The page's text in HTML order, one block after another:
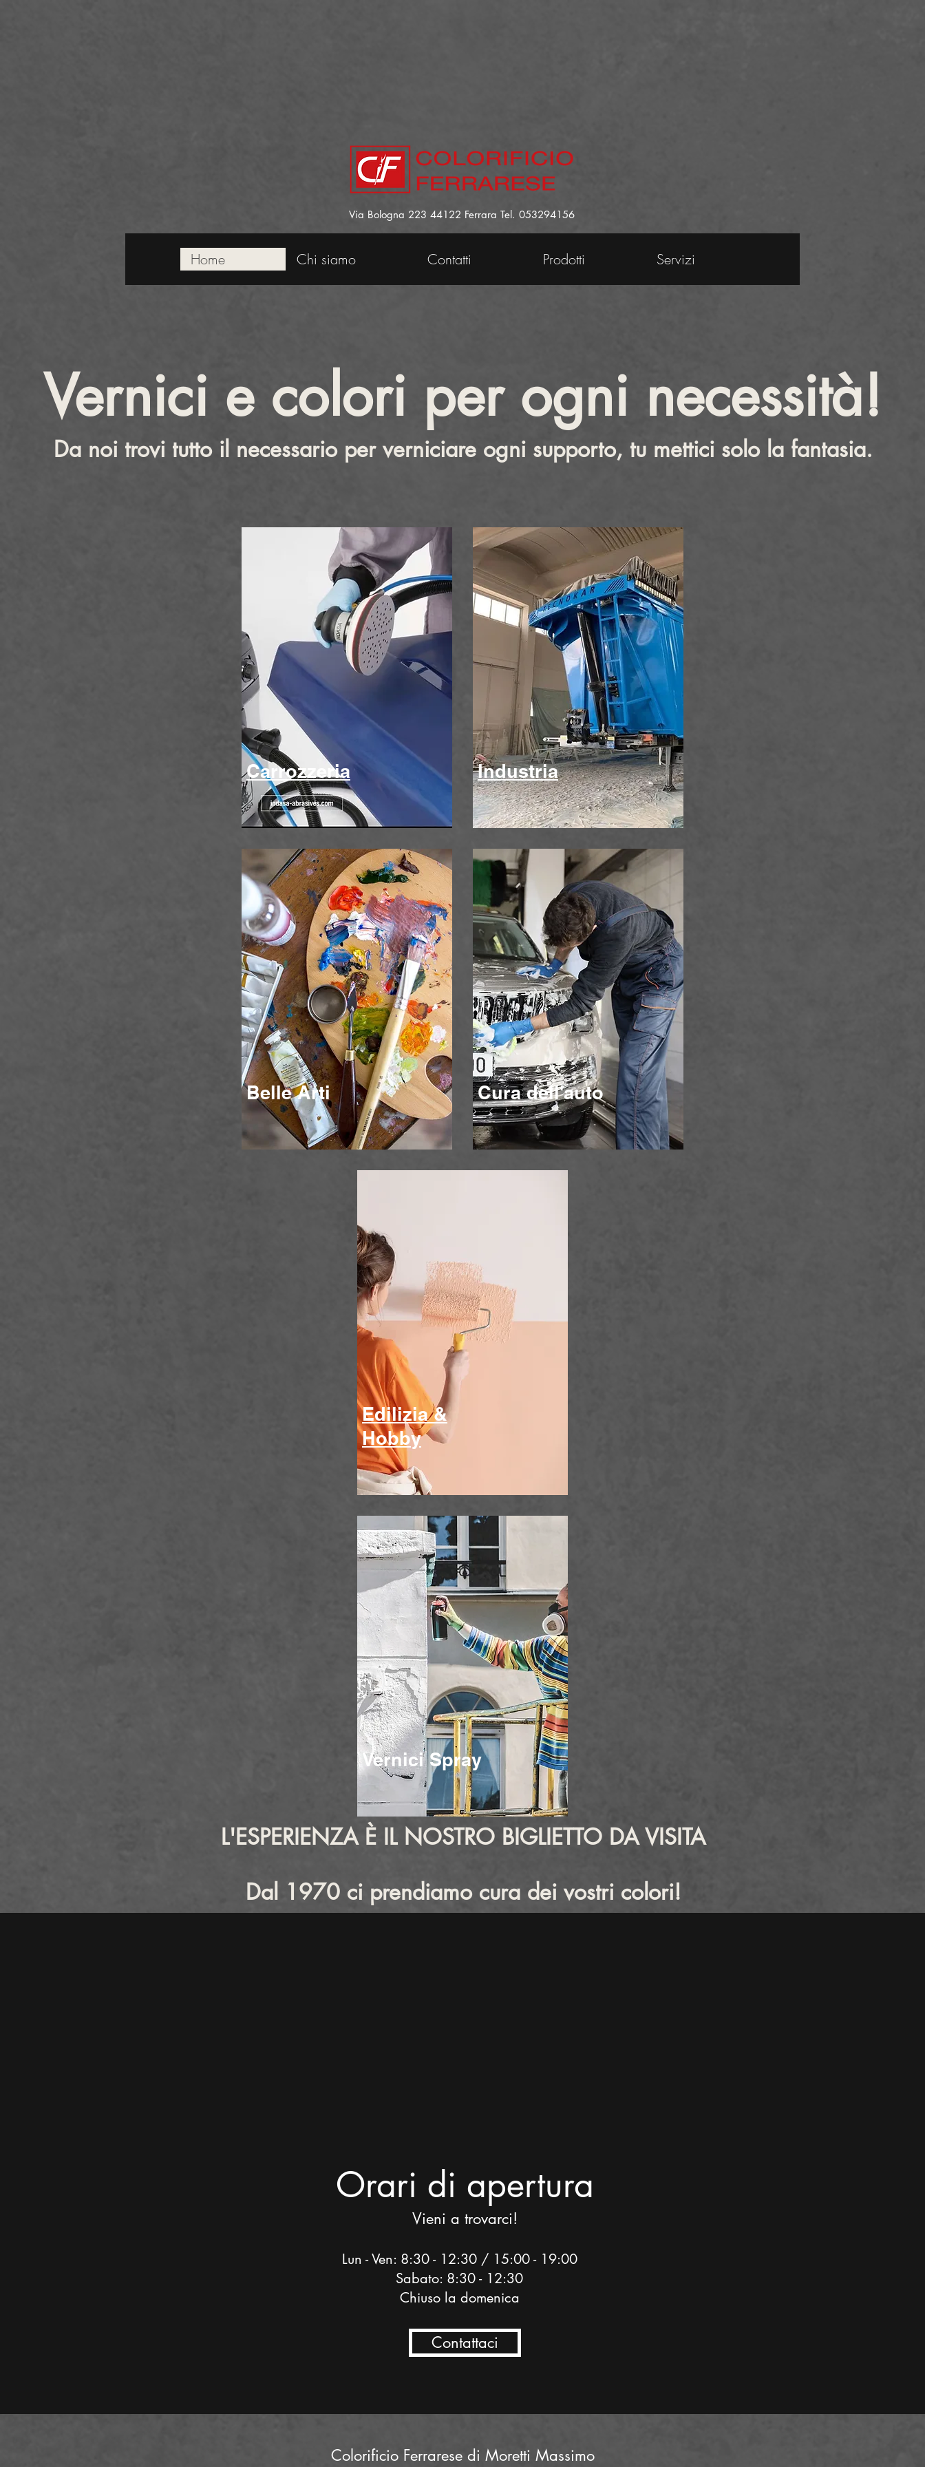
Via Bologna 223 44122 Ferrara Tel. 053294156
Home Chi siamo Contatti Prodotti Servizi
Vernici e colori per ogni necessità!
Da noi trovi tutto il necessario per verniciare ogni supporto, tu mettici solo la fantasia.
Carrozzeria
Belle Arti
Industria
Cura dell'auto
Edilizia &
Hobby
Vernici Spray
L'ESPERIENZA È IL NOSTRO BIGLIETTO DA VISITA
Dal 1970 ci prendiamo cura dei vostri colori!
Orari di apertura
Vieni a trovarci!
Lun - Ven: 8:30 - 12:30 / 15:00 - 19:00
Sabato: 8:30 - 12:30
Chiuso la domenica
Contattaci
Colorificio Ferrarese di Moretti Massimo